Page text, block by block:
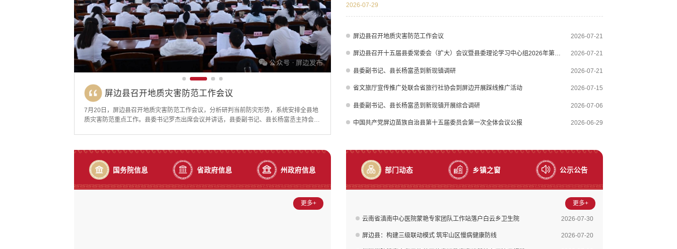
县委副书记、县长杨富丞到新现镇调研
7月19日，县委副书记、县长杨富丞深入新现镇，实地督导防汛减灾、地质灾害防治和避
险搬迁安置点建设等工作。在大梁子地质灾害隐患点，杨富丞实地察看山体现状，详细了
设备运行、物资储备及值班值守情况，强调要强化气象监测预警与部门联动，科学精准开
县委副书记、县长杨富丞到州民族高级中学项目点调研
7月27日，县委副书记、县长杨富丞到州民族高级中学项目点调研。杨富丞实地察看项目
整体推进及绿化美化规划建设情况，详细了解项目推进中存在的难点堵点，逐一研究解决
务；绿化美化方面要着眼长远，与校园功能布局和民族文化特色相融合，打造宜学宜育的
屏边县召开地质灾害防范工作会议
7月20日，屏边县召开地质灾害防范工作会议，分析研判当前防灾形势，系统安排全县地
质灾害防范重点工作。县委书记罗杰出席会议并讲话，县委副书记、县长杨富丞主持会
下八上”防汛关键期，全县上下要坚决克服本本主义、经验主义和麻痹自满思想，牢固树
7月20日，屏边县召开十五届县委常委会（扩大）会议暨县委理论学习中心组2026年第四
次集中学习，深入学习贯彻习近平总书记在庆祝中国共产党成立105周年大会上的重要讲
话。会议指出，要把深入学习贯彻习近平总书记在庆祝中国共产党成立105周年大会上的
县委副书记、县长杨富丞到新现镇调研
7月19日，县委副书记、县长杨富丞深入新现镇，实地督导防汛减灾、地质灾害防治和避
险搬迁安置点建设等工作。在大梁子地质灾害隐患点，杨富丞实地察看山体现状，详细了
设备运行、物资储备及值班值守情况，强调要强化气象监测预警与部门联动，科学精准开
县委副书记、县长杨富丞到州民族高级中学项目点调研
7月27日，县委副书记、县长杨富丞到州民族高级中学项目点调研。杨富丞实地察看项目
整体推进及绿化美化规划建设情况，详细了解项目推进中存在的难点堵点，逐一研究解决
务；绿化美化方面要着眼长远，与校园功能布局和民族文化特色相融合，打造宜学宜育的
调，当前项目建设时间紧迫、刻不容缓，必须以时不我待的紧迫感全力抢抓进度，严格按照既定
2026-07-29
屏边县召开地质灾害防范工作会议 2026-07-21
屏边县召开十五届县委常委会（扩大）会议暨县委理论学习中心组2026年第四次集中学习 2026-07-21
县委副书记、县长杨富丞到新现镇调研 2026-07-21
省文旅厅宣传推广处联合省旅行社协会到屏边开展踩线推广活动 2026-07-15
县委副书记、县长杨富丞到新现镇开展综合调研 2026-07-06
中国共产党屏边苗族自治县第十五届委员会第一次全体会议公报 2026-06-29
国务院信息 省政府信息 州政府信息
更多+
部门动态 乡镇之窗 公示公告
云南省滇南中心医院蒙艳专家团队工作站落户白云乡卫生院 2026-07-30
屏边县：构建三级联动模式 筑牢山区慢病健康防线 2026-07-20
更多+